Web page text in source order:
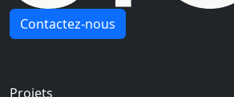
Contactez-nous
Navigation principale
Projets